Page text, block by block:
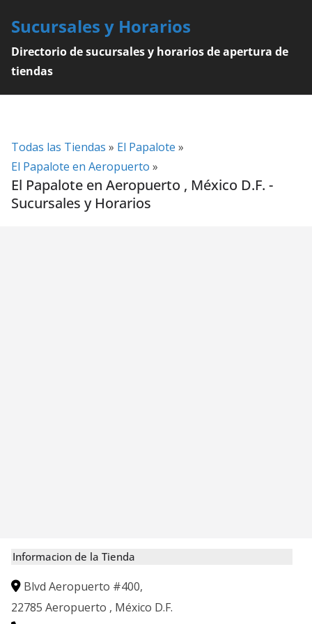
content
Sucursales y Horarios
Directorio de sucursales y horarios de apertura de
tiendas
Todas las Tiendas » El Papalote »
El Papalote en Aeropuerto »
El Papalote en Aeropuerto , México D.F. -
Sucursales y Horarios
Informacion de la Tienda
Blvd Aeropuerto #400,
22785 Aeropuerto , México D.F.